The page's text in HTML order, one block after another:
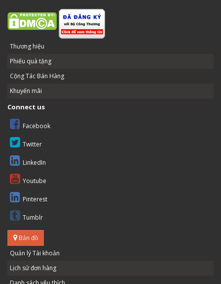
Thương hiệu
Phiếu quà tặng
Cộng Tác Bán Hàng
Khuyến mãi
Connect us
Facebook
Twitter
LinkedIn
Youtube
Pinterest
Tumblr
Bản đồ
Quản lý Tài khoản
Lịch sử đơn hàng